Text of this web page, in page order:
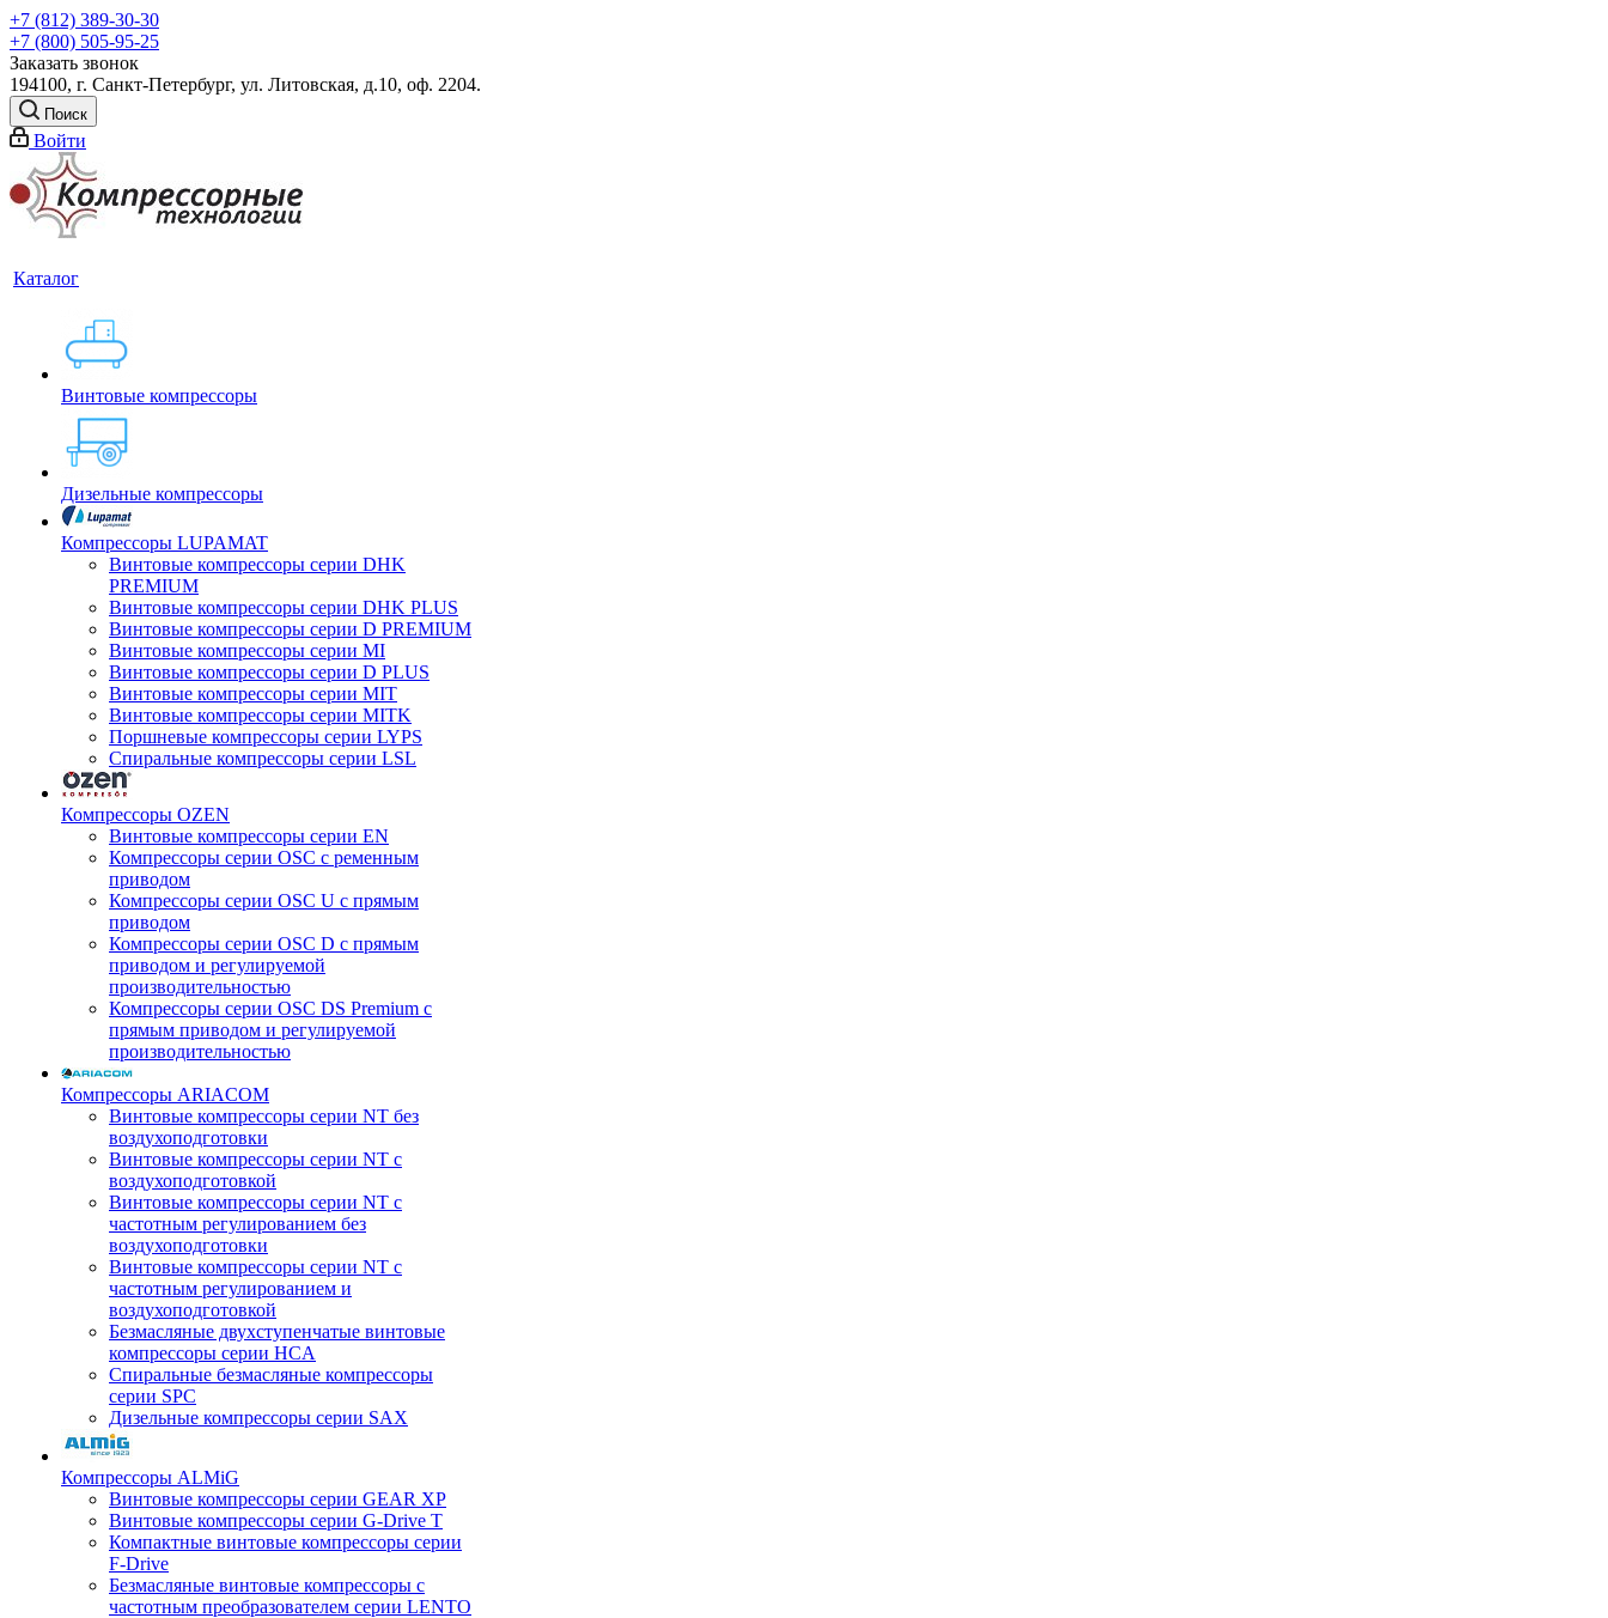
+7 (812) 389-30-30
+7 (800) 505-95-25
Заказать звонок
194100, г. Санкт-Петербург, ул. Литовская, д.10, оф. 2204.
Поиск
Войти
Каталог
Винтовые компрессоры
Дизельные компрессоры
Компрессоры LUPAMAT
Винтовые компрессоры серии DHK
PREMIUM
Винтовые компрессоры серии DHK PLUS
Винтовые компрессоры серии D PREMIUM
Винтовые компрессоры серии MI
Винтовые компрессоры серии D PLUS
Винтовые компрессоры серии MIT
Винтовые компрессоры серии MITK
Поршневые компрессоры серии LYPS
Спиральные компрессоры серии LSL
Компрессоры OZEN
Винтовые компрессоры серии EN
Компрессоры серии OSC с ременным
приводом
Компрессоры серии OSC U с прямым
приводом
Компрессоры серии OSC D с прямым
приводом и регулируемой
производительностью
Компрессоры серии OSC DS Premium с
прямым приводом и регулируемой
производительностью
Компрессоры ARIACOM
Винтовые компрессоры серии NT без
воздухоподготовки
Винтовые компрессоры серии NT c
воздухоподготовкой
Винтовые компрессоры серии NT с
частотным регулированием без
воздухоподготовки
Винтовые компрессоры серии NT с
частотным регулированием и
воздухоподготовкой
Безмасляные двухступенчатые винтовые
компрессоры серии HCA
Спиральные безмасляные компрессоры
серии SPC
Дизельные компрессоры серии SAX
Компрессоры ALMiG
Винтовые компрессоры серии GEAR XP
Винтовые компрессоры серии G-Drive T
Компактные винтовые компрессоры серии
F-Drive
Безмасляные винтовые компрессоры с
частотным преобразователем серии LENTO